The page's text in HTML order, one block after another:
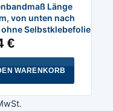
Länge
von unten nach
Selbstklebefolie
€
WARENKORB